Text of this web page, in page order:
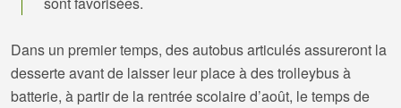
Dans un premier temps, des autobus articulés assureront la
desserte avant de laisser leur place à des trolleybus à
batterie, à partir de la rentrée scolaire d’août, le temps de